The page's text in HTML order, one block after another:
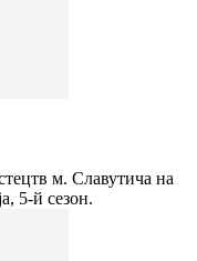
м. Славутича на
5-й сезон.